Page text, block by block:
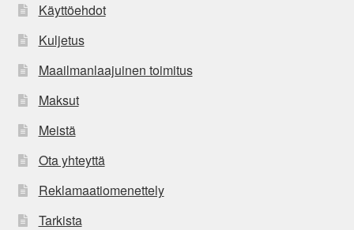
Käyttöehdot
Kuljetus
Maailmanlaajuinen toimitus
Maksut
Meistä
Ota yhteyttä
Reklamaatiomenettely
Tarkista